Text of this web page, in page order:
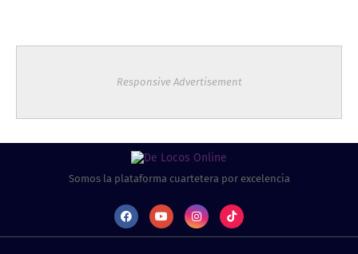
Responsive Advertisement
Somos la plataforma cuartetera por excelencia